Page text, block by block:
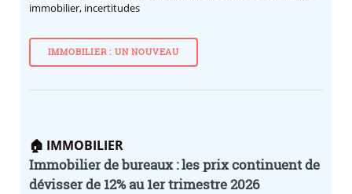
immobilier, incertitudes
IMMOBILIER : UN NOUVEAU
🏠 IMMOBILIER
Immobilier de bureaux : les prix continuent de
dévisser de 12% au 1er trimestre 2026